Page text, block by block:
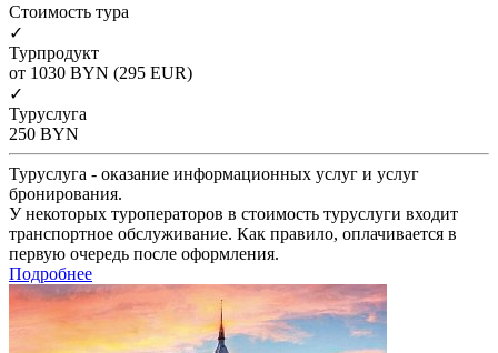
Cтоимость тура
✓
Турпродукт
от 1030 BYN (295 EUR)
✓
Туруслуга
250 BYN
Туруслуга - оказание информационных услуг и услуг
бронирования.
У некоторых туроператоров в стоимость туруслуги входит
транспортное обслуживание. Как правило, оплачивается в
первую очередь после оформления.
Подробнее